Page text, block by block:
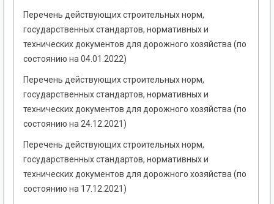
Перечень действующих строительных норм,
государственных стандартов, нормативных и
технических документов для дорожного хозяйства (по
состоянию на 04.01.2022)
Перечень действующих строительных норм,
государственных стандартов, нормативных и
технических документов для дорожного хозяйства (по
состоянию на 24.12.2021)
Перечень действующих строительных норм,
государственных стандартов, нормативных и
технических документов для дорожного хозяйства (по
состоянию на 17.12.2021)